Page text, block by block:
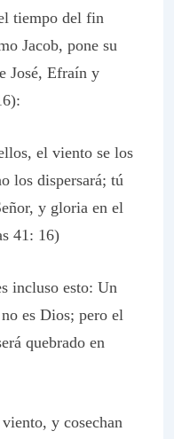
tiempo del fin
Jacob, pone su
José, Efraín y
el viento se los
los dispersará; tú
y gloria en el
41: 16)
incluso esto: Un
es Dios; pero el
quebrado en
y cosechan